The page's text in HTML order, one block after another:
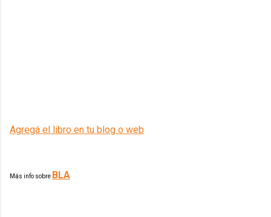
Agregá el libro en tu blog o web
Más info sobre BLA